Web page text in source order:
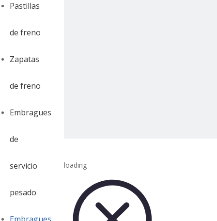
Pastillas
de freno
Zapatas
de freno
Embragues
de
servicio
pesado
loading